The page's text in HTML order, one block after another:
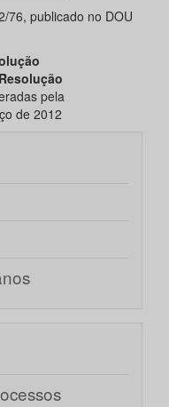
76, publicado no DOU
Resolução
pela
de 2012